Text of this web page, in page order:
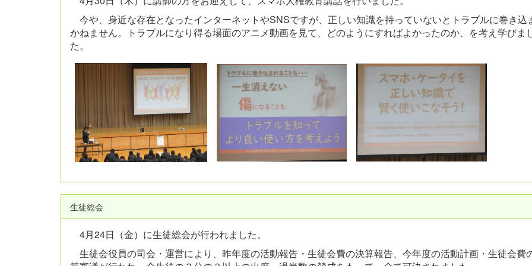
今や、身近な存在となったインターネットやSNSですが、正しい知識を持っていないとトラブルに巻き込
かねません。トラブルになり得る場面のアニメ動画を見て、どのようにすればよかったのか、を考え学びま
た。
生徒総会
4月24日（金）に生徒総会が行われました。
生徒会役員の司会・運営により、昨年度の活動報告・生徒会費の決算報告、今年度の活動計画・生徒会費